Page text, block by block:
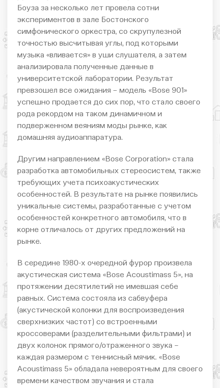
Боуза за несколько лет провела сотни
экспериментов в зале Бостонского
симфонического оркестра, со скрупулезной
точностью высчитывая углы, под которыми
музыка «вливается» в уши слушателя, а затем
анализировала полученные данные в
университетской лаборатории. Результат
превзошел все ожидания – модель «Bose 901»
успешно продается до сих пор, что стало своего
рода рекордом на таком динамичном и
подверженном веяниям моды рынке, как
домашняя аудиоаппаратура.
Другим направлением «Bose Corporation» стала
разработка автомобильных стереосистем, также
требующих учета психоакустических
особенностей. В результате на рынке появились
уникальные системы, разработанные с учетом
особенностей конкретного автомобиля, что в
корне отличалось от других предложений на
рынке.
В середине 1980-х очередной фурор произвела
акустическая система «Bose Acoustimass 5», на
протяжении десятилетий не имевшая себе
равных. Система состояла из сабвуфера
(акустической колонки для воспроизведения
сверхнизких частот) со встроенными
кроссоверами (разделительными фильтрами) и
двух колонок прямого/отраженного звука –
каждая размером с теннисный мячик. «Bose
Acoustimass 5» обладала невероятным для своего
времени качеством звучания и стала